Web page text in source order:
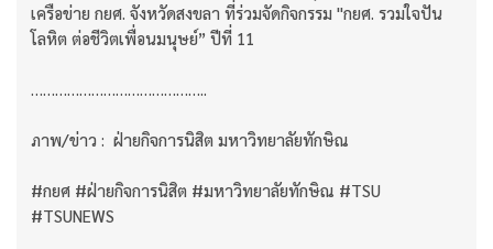
เครือข่าย กยศ. จังหวัดสงขลา ที่ร่วมจัดกิจกรรม "กยศ. รวมใจปัน
โลหิต ต่อชีวิตเพื่อนมนุษย์” ปีที่ 11
……………………………………..
ภาพ/ข่าว : ฝ่ายกิจการนิสิต มหาวิทยาลัยทักษิณ
#กยศ #ฝ่ายกิจการนิสิต #มหาวิทยาลัยทักษิณ #TSU
#TSUNEWS